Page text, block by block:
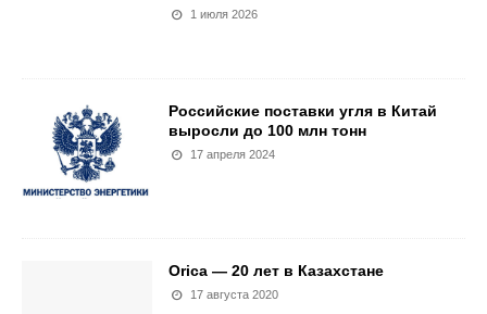
1 июля 2026
Российские поставки угля в Китай
выросли до 100 млн тонн
17 апреля 2024
Orica — 20 лет в Казахстане
17 августа 2020